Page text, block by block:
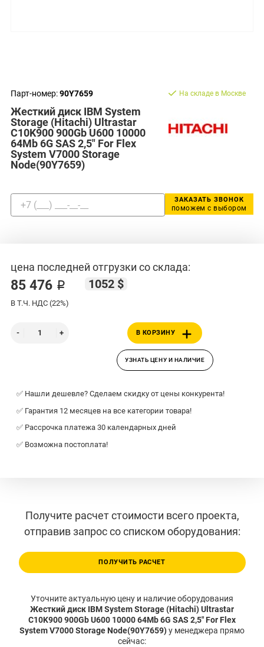
Парт-номер:90Y7659
Жесткий диск IBM System
Storage (Hitachi) Ultrastar
C10K900 900Gb U600 10000
64Mb 6G SAS 2,5" For Flex
System V7000 Storage
Node(90Y7659)
На складе в Москве
ЗАКАЗАТЬ ЗВОНОК
поможем с выбором
цена последней отгрузки со склада:
85 476 ₽ 1052 $
В Т.Ч. НДС (22%)
В КОРЗИНУ
УЗНАТЬ ЦЕНУ И НАЛИЧИЕ
✅ Нашли дешевле? Сделаем скидку от цены конкурента!
✅ Гарантия 12 месяцев на все категории товара!
✅ Рассрочка платежа 30 календарных дней
✅ Возможна постоплата!
Получите расчет стоимости всего проекта,
отправив запрос со списком оборудования:
ПОЛУЧИТЬ РАСЧЕТ
Уточните актуальную цену и наличие оборудования
Жесткий диск IBM System Storage (Hitachi) Ultrastar
C10K900 900Gb U600 10000 64Mb 6G SAS 2,5" For Flex
System V7000 Storage Node(90Y7659)у менеджера прямо
сейчас: